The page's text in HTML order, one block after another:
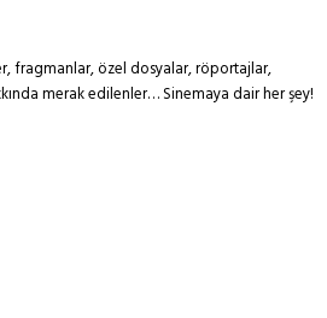
fragmanlar, özel dosyalar, röportajlar,
merak edilenler… Sinemaya dair her şey!